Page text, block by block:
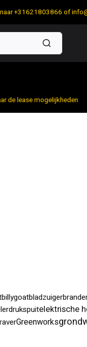
+31621803866 of
de lease mogelijkheden
billygoatbladzuiger
drukspuitelektrische
Greenworks